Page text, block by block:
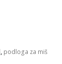
, podloga za miš